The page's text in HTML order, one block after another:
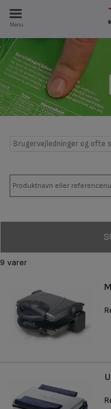
Menu
I 15 ÅR
Brugervejledninger og ofte
9 varer